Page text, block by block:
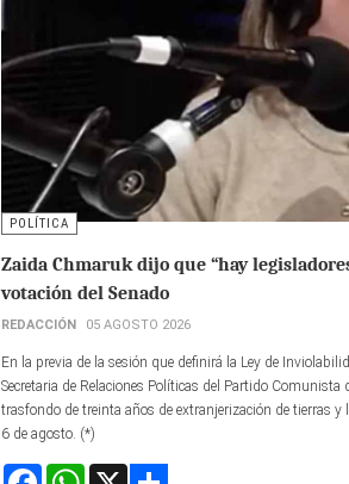
POLÍTICA
Zaida Chmaruk dijo que “hay
votación del Senado
REDACCIÓN 05 AGOSTO 2026
En la previa de la sesión que definirá la Ley de
Secretaria de Relaciones Políticas del Partido Comunista
trasfondo de treinta años de extranjerización de tierras y
6 de agosto. (*)
FacebookWhatsApp